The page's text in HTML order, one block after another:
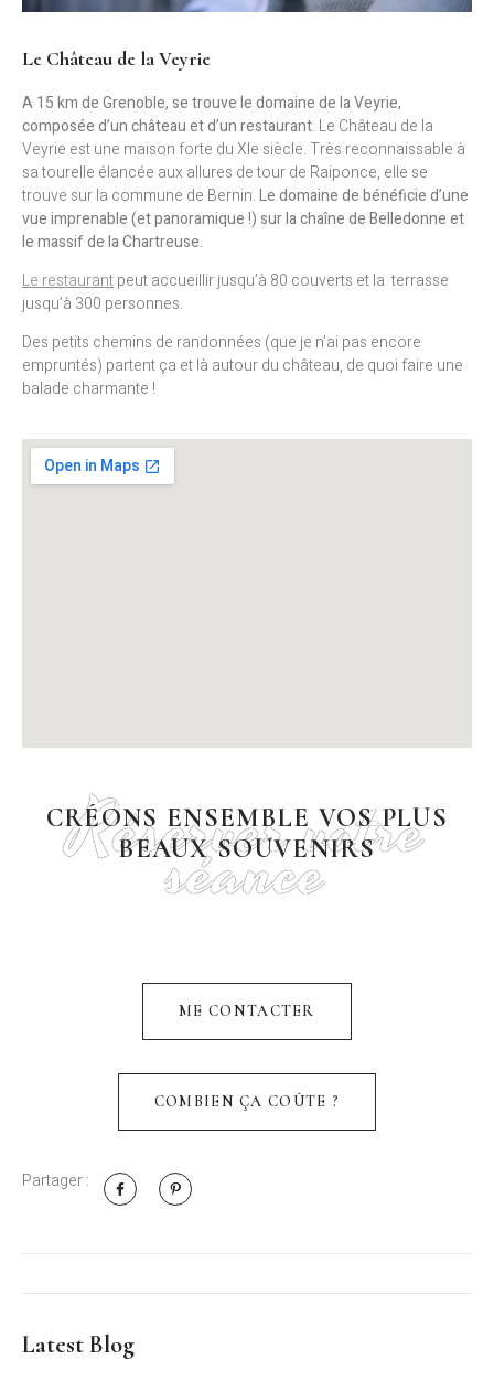
Le Château de la Veyrie
A 15 km de Grenoble, se trouve le domaine de la Veyrie,
composée d’un château et d’un restaurant. Le Château de la
Veyrie est une maison forte du XIe siècle. Très reconnaissable à
sa tourelle élancée aux allures de tour de Raiponce, elle se
trouve sur la commune de Bernin.Le domaine de bénéficie d’une
vue imprenable (et panoramique !) sur la chaîne de Belledonne et
le massif de la Chartreuse.
Le restaurantpeut accueillir jusqu’à 80 couverts et la terrasse
jusqu’à 300 personnes.
Des petits chemins de randonnées (que je n’ai pas encore
empruntés) partent ça et là autour du château, de quoi faire une
balade charmante !
Réserver votre
séance
CRÉONS ENSEMBLE VOS PLUS
BEAUX SOUVENIRS
ME CONTACTER
COMBIEN ÇA COÛTE ?
Partager :
Latest Blog